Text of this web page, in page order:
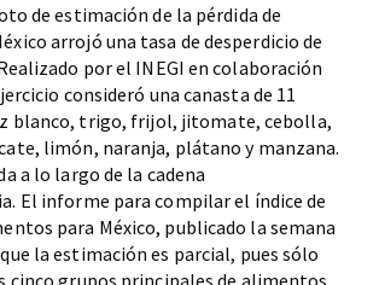
de estimación de la pérdida de
arrojó una tasa de desperdicio de
por el INEGI en colaboración
consideró una canasta de 11
blanco, trigo, frijol, jitomate, cebolla,
limón, naranja, plátano y manzana.
a lo largo de la cadena
El informe para compilar el índice de
para México, publicado la semana
la estimación es parcial, pues sólo
cinco grupos principales de alimentos